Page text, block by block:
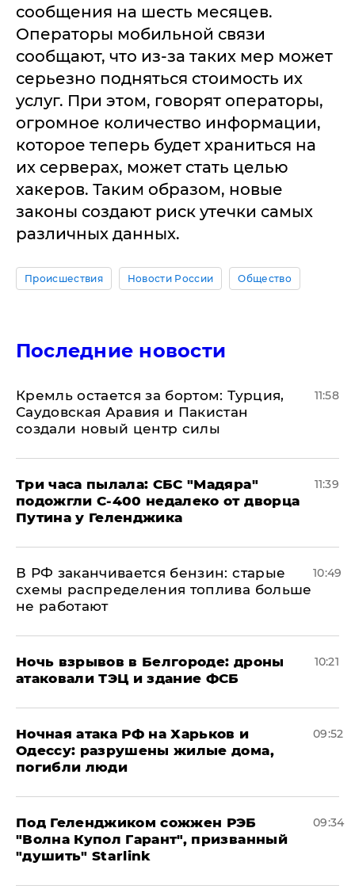
сообщения на шесть месяцев.
Операторы мобильной связи
сообщают, что из-за таких мер может
серьезно подняться стоимость их
услуг. При этом, говорят операторы,
огромное количество информации,
которое теперь будет храниться на
их серверах, может стать целью
хакеров. Таким образом, новые
законы создают риск утечки самых
различных данных.
Происшествия Новости России Общество
Последние новости
​Кремль остается за бортом: Турция,
Саудовская Аравия и Пакистан
создали новый центр силы
11:58
Три часа пылала: СБС "Мадяра"
подожгли С-400 недалеко от дворца
Путина у Геленджика
11:39
​В РФ заканчивается бензин: старые
схемы распределения топлива больше
не работают
10:49
​Ночь взрывов в Белгороде: дроны
атаковали ТЭЦ и здание ФСБ
10:21
​Ночная атака РФ на Харьков и
Одессу: разрушены жилые дома,
погибли люди
09:52
Под Геленджиком сожжен РЭБ
"Волна Купол Гарант", призванный
"душить" Starlink
09:34